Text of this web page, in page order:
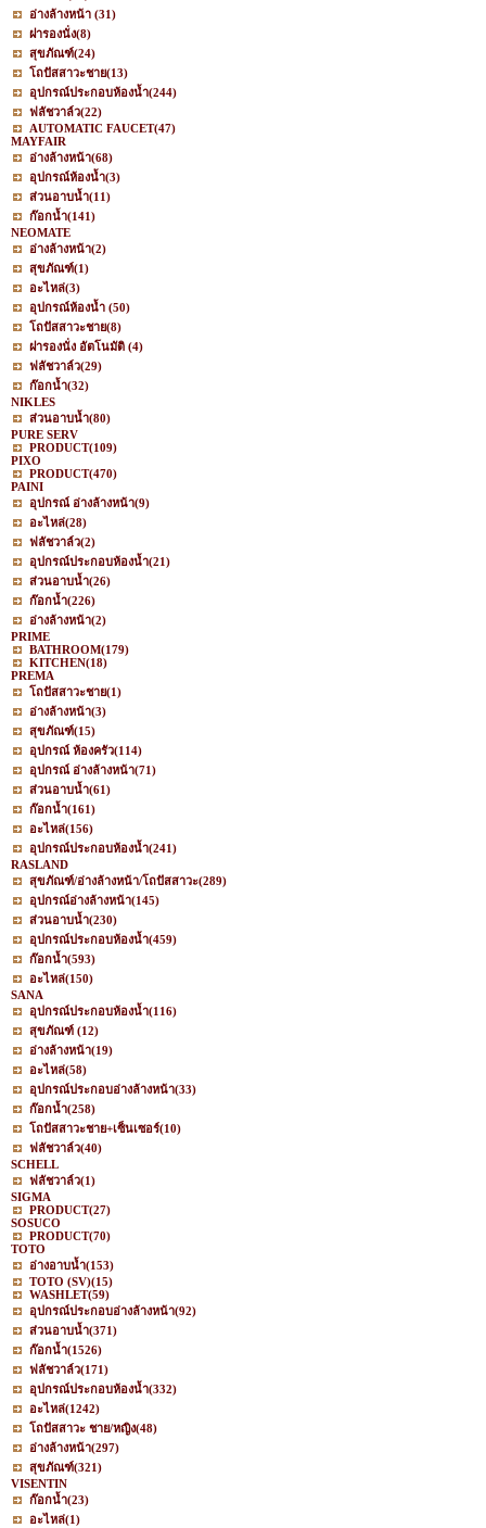
อ่างล้างหน้า (31)
ฝารองนั่ง(8)
สุขภัณฑ์(24)
โถปัสสาวะชาย(13)
อุปกรณ์ประกอบห้องน้ำ(244)
ฟลัชวาล์ว(22)
AUTOMATIC FAUCET(47)
MAYFAIR
อ่างล้างหน้า(68)
อุปกรณ์ห้องน้ำ(3)
ส่วนอาบน้ำ(11)
ก๊อกน้ำ(141)
NEOMATE
อ่างล้างหน้า(2)
สุขภัณฑ์(1)
อะไหล่(3)
อุปกรณ์ห้องน้ำ (50)
โถปัสสาวะชาย(8)
ฝารองนั่ง อัตโนมัติ (4)
ฟลัชวาล์ว(29)
ก๊อกน้ำ(32)
NIKLES
ส่วนอาบน้ำ(80)
PURE SERV
PRODUCT(109)
PIXO
PRODUCT(470)
PAINI
อุปกรณ์ อ่างล้างหน้า(9)
อะไหล่(28)
ฟลัชวาล์ว(2)
อุปกรณ์ประกอบห้องน้ำ(21)
ส่วนอาบน้ำ(26)
ก๊อกน้ำ(226)
อ่างล้างหน้า(2)
PRIME
BATHROOM(179)
KITCHEN(18)
PREMA
โถปัสสาวะชาย(1)
อ่างล้างหน้า(3)
สุขภัณฑ์(15)
อุปกรณ์ ห้องครัว(114)
อุปกรณ์ อ่างล้างหน้า(71)
ส่วนอาบน้ำ(61)
ก๊อกน้ำ(161)
อะไหล่(156)
อุปกรณ์ประกอบห้องน้ำ(241)
RASLAND
สุขภัณฑ์/อ่างล้างหน้า/โถปัสสาวะ(289)
อุปกรณ์อ่างล้างหน้า(145)
ส่วนอาบน้ำ(230)
อุปกรณ์ประกอบห้องน้ำ(459)
ก๊อกน้ำ(593)
อะไหล่(150)
SANA
อุปกรณ์ประกอบห้องน้ำ(116)
สุขภัณฑ์ (12)
อ่างล้างหน้า(19)
อะไหล่(58)
อุปกรณ์ประกอบอ่างล้างหน้า(33)
ก๊อกน้ำ(258)
โถปัสสาวะชาย+เซ็นเซอร์(10)
ฟลัชวาล์ว(40)
SCHELL
ฟลัชวาล์ว(1)
SIGMA
PRODUCT(27)
SOSUCO
PRODUCT(70)
TOTO
อ่างอาบน้ำ(153)
TOTO (SV)(15)
WASHLET(59)
อุปกรณ์ประกอบอ่างล้างหน้า(92)
ส่วนอาบน้ำ(371)
ก๊อกน้ำ(1526)
ฟลัชวาล์ว(171)
อุปกรณ์ประกอบห้องน้ำ(332)
อะไหล่(1242)
โถปัสสาวะ ชาย/หญิง(48)
อ่างล้างหน้า(297)
สุขภัณฑ์(321)
VISENTIN
ก๊อกน้ำ(23)
อะไหล่(1)